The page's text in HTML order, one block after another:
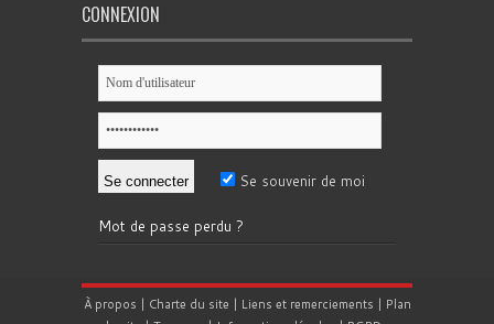
CONNEXION
Se souvenir de moi
Mot de passe perdu ?
À propos | Charte du site | Liens et remerciements | Plan